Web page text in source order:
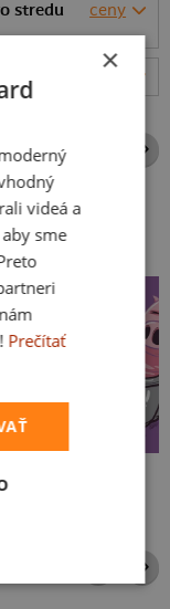
stredu
ceny
×
videá a
sme
Prečítať